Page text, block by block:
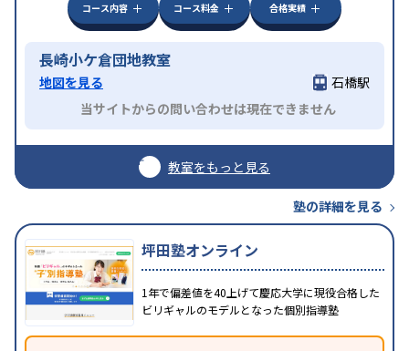
コース内容
コース料金 合格実績
長崎小ケ倉団地教室
地図を見る
石橋駅
当サイトからの問い合わせは現在できません
教室をもっと見る
塾の詳細を見る
坪田塾オンライン
1年で偏差値を40上げて慶応大学に現役合格した
ビリギャルのモデルとなった個別指導塾